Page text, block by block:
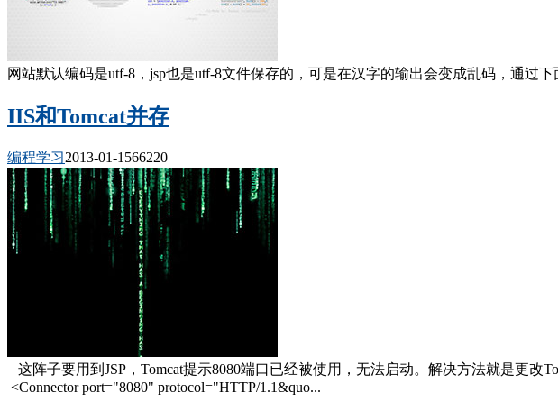
网站默认编码是utf-8，jsp也是utf-8文件保存的，可是在汉字的输出会变成乱码，通过下
IIS和Tomcat并存
编程学习2013-01-1566220
这阵子要用到JSP，Tomcat提示8080端口已经被使用，无法启动。解决方法就是更改
<Connector port="8080" protocol="HTTP/1.1&quo...